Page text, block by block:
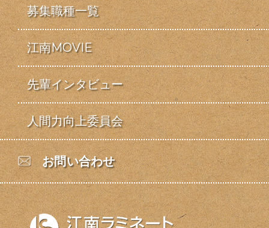
募集職種一覧
江南MOVIE
先輩インタビュー
人間力向上委員会
お問い合わせ